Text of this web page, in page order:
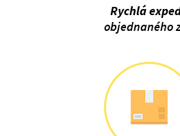
Rychlá
objednaného